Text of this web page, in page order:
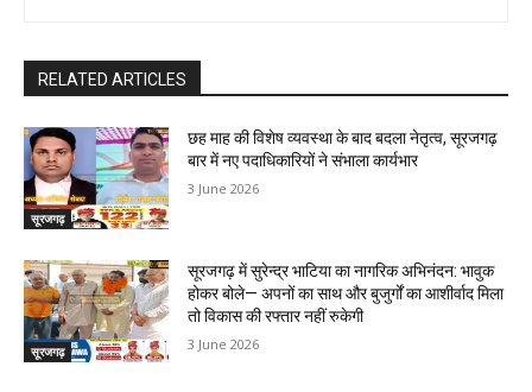
RELATED ARTICLES
सूरजगढ़
छह माह की विशेष व्यवस्था के बाद बदला नेतृत्व, सूरजगढ़
बार में नए पदाधिकारियों ने संभाला कार्यभार
3 June 2026
सूरजगढ़
सूरजगढ़ में सुरेन्द्र भाटिया का नागरिक अभिनंदन: भावुक
होकर बोले— अपनों का साथ और बुजुर्गों का आशीर्वाद मिला
तो विकास की रफ्तार नहीं रुकेगी
3 June 2026